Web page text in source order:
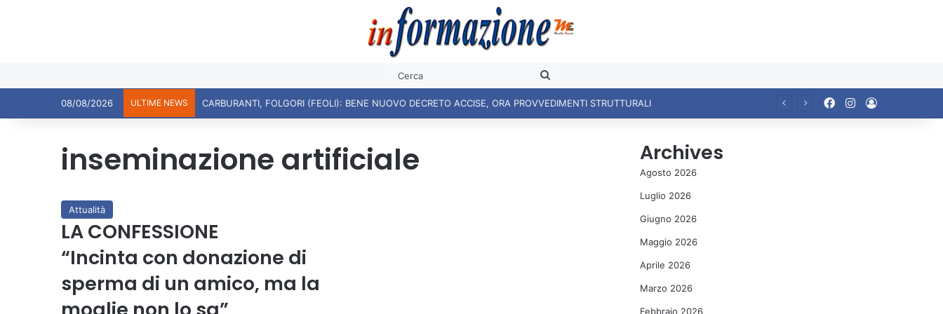
08/08/2026 ULTIME NEWS FacebookInstagram
inseminazione artificiale
Attualità
LA CONFESSIONE
“Incinta con donazione di
sperma di un amico, ma la
Archives
Agosto 2026
Luglio 2026
Giugno 2026
Maggio 2026
Aprile 2026
Marzo 2026
Febbraio 2026